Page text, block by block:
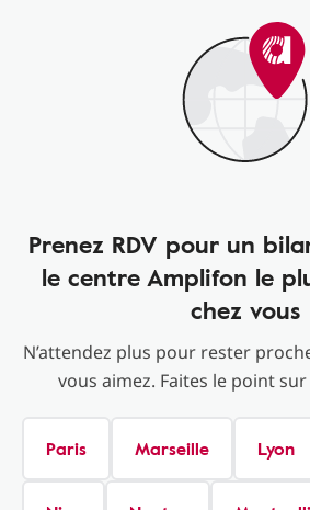
Prenez RDV pour un
le centre Amplifon le
chez vous
N’attendez plus pour rester
vous aimez. Faites le point
Paris Marseille Lyon